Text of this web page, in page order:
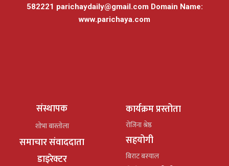
582221 parichaydaily@gmail.comDomain Name:
www.parichaya.com
संस्थापक
शोभा बास्तोला
समाचार संवाददाता
डाइरेक्टर
कार्यक्रम प्रस्तोता
रोजिना श्रेष्ठ
सहयोगी
बिराट बस्याल